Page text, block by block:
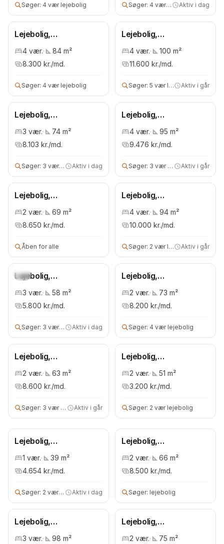
Søger: 4 vær lejebolig Søger: 4 vær lejebolig Aktiv i dag
Lejebolig,
Frederiksberg
4 vær.· 84 m²
8.300 kr./md.
Søger: 4 vær lejebolig
Lejebolig,
Frederiksberg
4 vær.· 100 m²
11.600 kr./md.
Søger: 5 vær lejebolig Aktiv i går
Lejebolig,
Frederiksberg
3 vær.· 74 m²
8.103 kr./md.
Søger: 3 vær bolig Aktiv i dag
Lejebolig,
Frederiksberg
4 vær.· 95 m²
9.476 kr./md.
Søger: 3 vær lejebolig Aktiv i går
Lejebolig,
Frederiksberg
2 vær.· 69 m²
8.650 kr./md.
Åben for alle
Lejebolig,
Frederiksberg
4 vær.· 94 m²
10.000 kr./md.
Søger: 2 vær lejebolig Aktiv i går
Ny
Lejebolig,
Frederiksberg
3 vær.· 58 m²
5.800 kr./md.
Søger: 3 vær lejebolig Aktiv i dag
Lejebolig,
Frederiksberg
2 vær.· 73 m²
8.200 kr./md.
Søger: 4 vær lejebolig
Lejebolig,
Frederiksberg
2 vær.· 63 m²
8.600 kr./md.
Søger: 3 vær lejebolig Aktiv i går
Lejebolig,
Frederiksberg
2 vær.· 51 m²
3.200 kr./md.
Søger: 2 vær lejebolig
Lejebolig,
Frederiksberg
1 vær.· 39 m²
4.654 kr./md.
Søger: 2 vær bolig Aktiv i dag
Lejebolig,
Frederiksberg
2 vær.· 66 m²
8.500 kr./md.
Søger: lejebolig
Lejebolig,
Frederiksberg
3 vær.· 98 m²
Lejebolig,
Frederiksberg
2 vær.· 75 m²